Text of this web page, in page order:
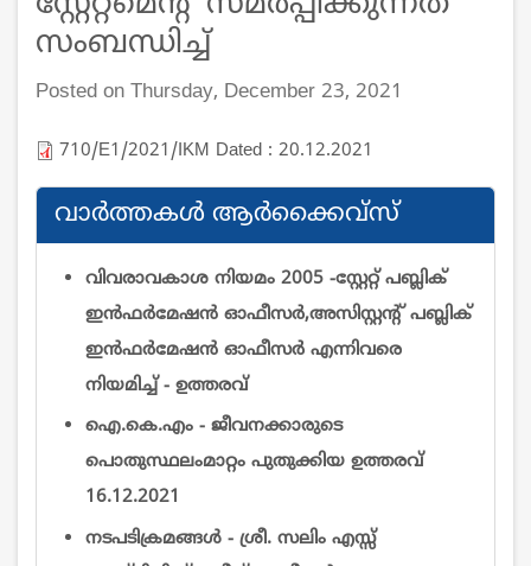
സംബന്ധിച്ച്
Posted on Thursday, December 23, 2021
710/E1/2021/IKM Dated : 20.12.2021
വാര്‍ത്തകള്‍ ആര്‍ക്കൈവ്സ്
വിവരാവകാശ നിയമം 2005 -സ്റ്റേറ്റ് പബ്ലിക്
ഇന്‍ഫര്‍മേഷന്‍ ഓഫീസര്‍,അസിസ്റ്റന്റ് പബ്ലിക്
ഇന്‍ഫര്‍മേഷന്‍ ഓഫീസര്‍ എന്നിവരെ
നിയമിച്ച് - ഉത്തരവ്
ഐ.കെ.എം - ജീവനക്കാരുടെ
പൊതുസ്ഥലംമാറ്റം പുതുക്കിയ ഉത്തരവ്
16.12.2021
നടപടിക്രമങ്ങൾ - ശ്രീ. സലിം എസ്സ്